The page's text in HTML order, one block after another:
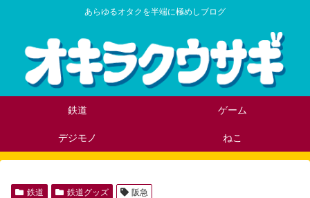
あらゆるオタクを半端に極めしブログ
鉄道 ゲーム
デジモノ ねこ
鉄道 鉄道グッズ 阪急